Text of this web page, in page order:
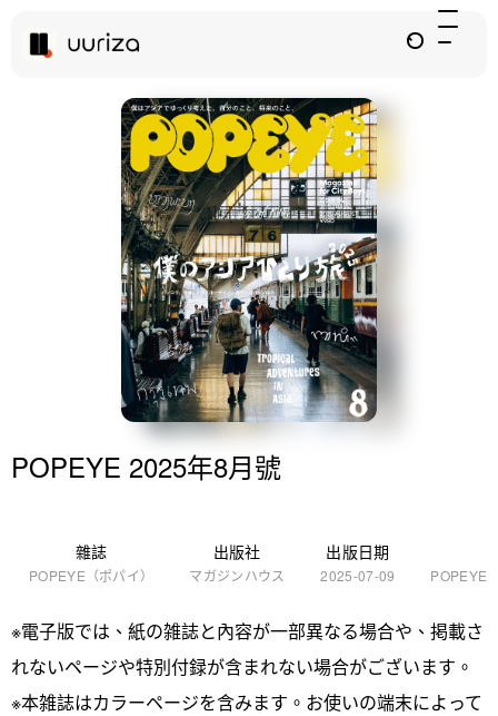
POPEYE 2025年8月號
雜誌
POPEYE（ポパイ）
出版社
マガジンハウス
出版日期
2025-07-09 POPEYE
※電子版では、紙の雑誌と內容が一部異なる場合や、掲載さ
れないページや特別付録が含まれない場合がございます。
※本雑誌はカラーページを含みます。お使いの端末によって